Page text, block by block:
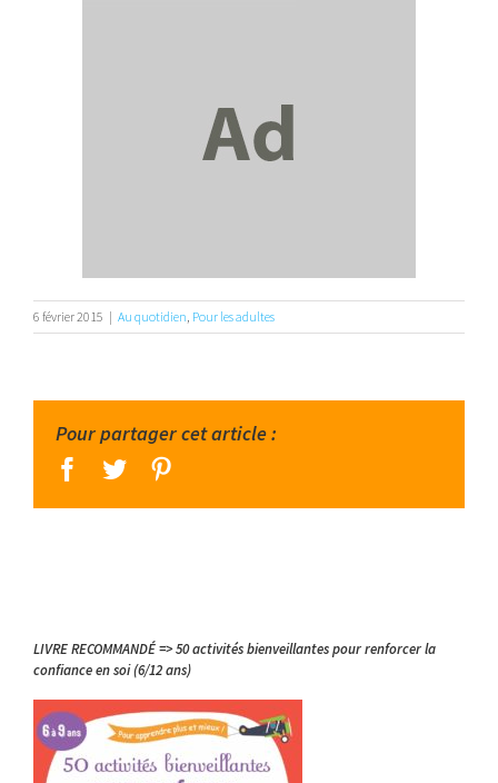
6 février 2015 | Au quotidien Pour les adultes
Pour partager cet article :
facebook
twitter
LIVRE RECOMMANDÉ => 50 activités bienveillantes pour renforcer la
confiance en soi (6/12 ans)